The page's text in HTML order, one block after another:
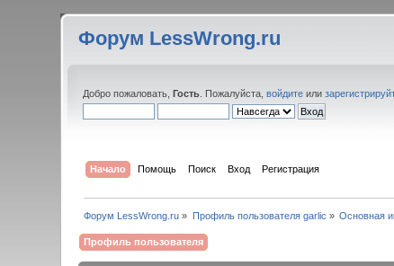
Форум LessWrong.ru
Добро пожаловать,Гость . Пожалуйста,войдите или
Начало Помощь Поиск Вход Регистрация
Форум LessWrong.ru » Профиль пользователя garlic » Основная
Профиль пользователя